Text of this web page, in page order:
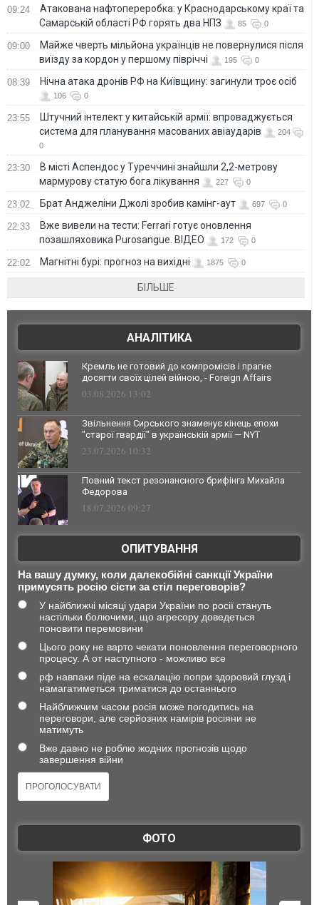
09:24
Атакована нафтопереробка: у Краснодарському краї та
Самарській області РФ горять два НПЗ
85 0
09:00
Майже чверть мільйона українців не повернулися після
виїзду за кордон у першому півріччі
195 0
08:39 Нічна атака дронів РФ на Київщину: загинули троє осіб
106 0
23:55
Штучний інтелект у китайській армії: впроваджується
система для планування масованих авіаударів
204
0
23:30
В місті Аспендос у Туреччині знайшли 2,2-метрову
мармурову статую бога лікування
227 0
23:02 Брат Анджеліни Джолі зробив камінг-аут 697 0
22:33
Вже вивели на тести: Ferrari готує оновлення
позашляховика Purosangue. ВІДЕО
172 0
22:02 Магнітні бурі: прогноз на вихідні 1875 0
БІЛЬШЕ
АНАЛІТИКА
Кремль не готовий до компромісів і прагне
досягти своїх цілей війною, - Foreign Affairs
03.08.2026 13:02
Звільнення Сирського знаменує кінець епохи
"старої гвардії" в українській армії — NYT
23.07.2026 10:32
Повний текст резонансного брифінга Михайла
Федорова
18.07.2026 09:27
ОПИТУВАННЯ
На вашу думку, коли далекобійні санкції України
примусять росію сісти за стіл переговорів?
У найближчі місяці удари України по росії стануть
настільки болючими, що агресору доведеться
поновити перемовини
Цього року не варто чекати поновлення переговорного
процесу. А от наступного - можливо все
рф навпаки піде на ескалацію попри здоровий глузд і
намагатиметься триматися до останнього
Найближчим часом росія може погодитись на
переговори, але серйозних намірів росіяни не
матимуть
Вже давно не роблю жодних прогнозів щодо
завершення війни
ФОТО